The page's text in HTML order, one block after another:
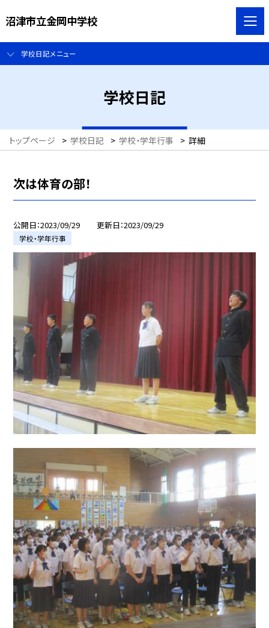
沼津市立金岡中学校
学校日記メニュー
学校日記
トップページ > 学校日記 > 学校・学年行事 > 詳細
次は体育の部！
公開日 2023/09/29 更新日 2023/09/29
学校・学年行事